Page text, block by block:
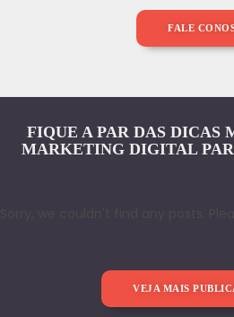
FALE
FIQUE A PAR DAS DICAS
MARKETING DIGITAL
VEJA MAIS